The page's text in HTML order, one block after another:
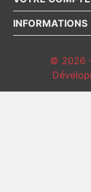
INFORMATIONS
© 2026